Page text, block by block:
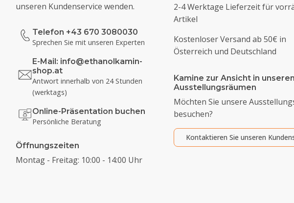
unseren Kundenservice wenden.
Telefon +43 670 3080030
Sprechen Sie mit unseren Experten
E-Mail: info@ethanolkamin-
shop.at
Antwort innerhalb von 24 Stunden
(werktags)
Online-Präsentation buchen
Persönliche Beratung
Öffnungszeiten
Montag - Freitag: 10:00 - 14:00 Uhr
2-4 Werktage Lieferzeit für
Artikel
Kostenloser Versand ab 50€ in
Österreich und Deutschland
Kamine zur Ansicht in unseren
Ausstellungsräumen
Möchten Sie unsere
besuchen?
Kontaktieren Sie unseren